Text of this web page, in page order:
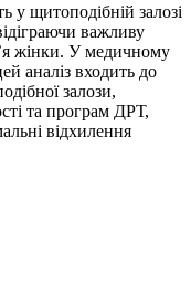
у щитоподібній залозі
важливу
жінки. У медичному
аналіз входить до
залози,
та програм ДРТ,
відхилення